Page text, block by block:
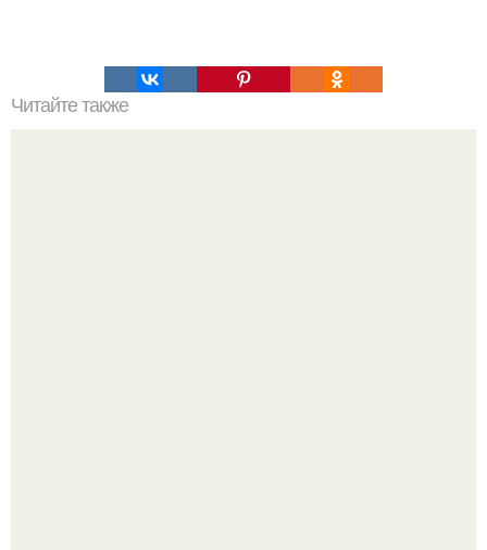
Читайте также